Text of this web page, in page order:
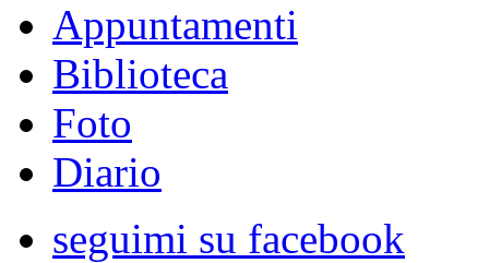
Appuntamenti
Biblioteca
Foto
Diario
seguimi su facebook